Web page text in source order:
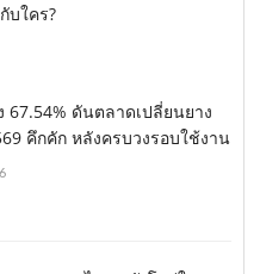
บใคร?
67.54% ดันตลาดเปลี่ยนยาง
คึกคัก หลังครบวงรอบใช้งาน